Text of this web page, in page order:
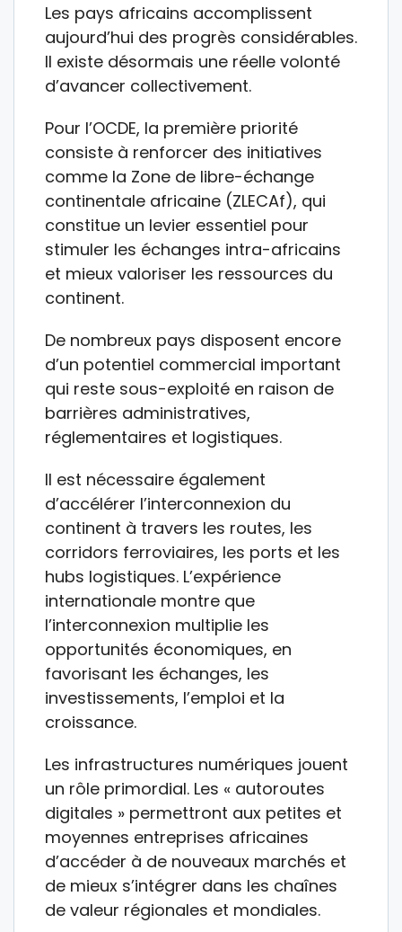
Les pays africains accomplissent
aujourd’hui des progrès considérables.
Il existe désormais une réelle volonté
d’avancer collectivement.
Pour l’OCDE, la première priorité
consiste à renforcer des initiatives
comme la Zone de libre-échange
continentale africaine (ZLECAf), qui
constitue un levier essentiel pour
stimuler les échanges intra-africains
et mieux valoriser les ressources du
continent.
De nombreux pays disposent encore
d’un potentiel commercial important
qui reste sous-exploité en raison de
barrières administratives,
réglementaires et logistiques.
Il est nécessaire également
d’accélérer l’interconnexion du
continent à travers les routes, les
corridors ferroviaires, les ports et les
hubs logistiques. L’expérience
internationale montre que
l’interconnexion multiplie les
opportunités économiques, en
favorisant les échanges, les
investissements, l’emploi et la
croissance.
Les infrastructures numériques jouent
un rôle primordial. Les « autoroutes
digitales » permettront aux petites et
moyennes entreprises africaines
d’accéder à de nouveaux marchés et
de mieux s’intégrer dans les chaînes
de valeur régionales et mondiales.